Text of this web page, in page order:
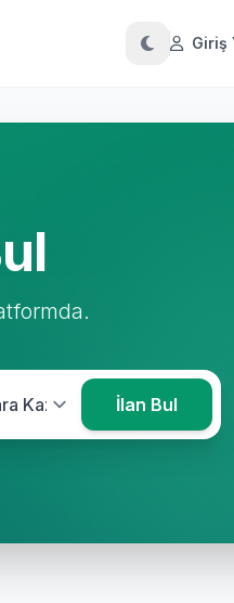
Giriş
İlan Bul